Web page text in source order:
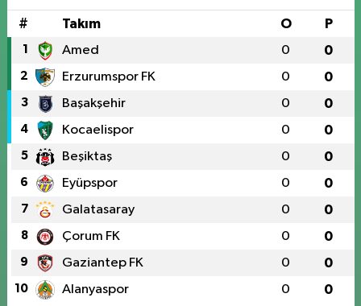
# Takım O P
1 Amed 0 0
2 Erzurumspor FK 0 0
3 Başakşehir 0 0
4 Kocaelispor 0 0
5 Beşiktaş 0 0
6 Eyüpspor 0 0
7 Galatasaray 0 0
8 Çorum FK 0 0
9 Gaziantep FK 0 0
10 Alanyaspor 0 0